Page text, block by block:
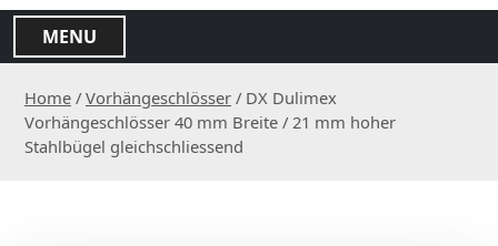
MENU
Home / Vorhängeschlösser / DX Dulimex
Vorhängeschlösser 40 mm Breite / 21 mm hoher
Stahlbügel gleichschliessend